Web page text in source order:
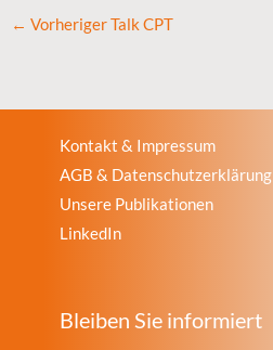
← Vorheriger Talk CPT
Kontakt & Impressum
AGB & Datenschutzerklärung
Unsere Publikationen
LinkedIn
Bleiben Sie informiert